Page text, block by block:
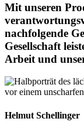
Mit unseren
nachfolgende
Gesellschaft
Arbeit und
Helmut Schellinger